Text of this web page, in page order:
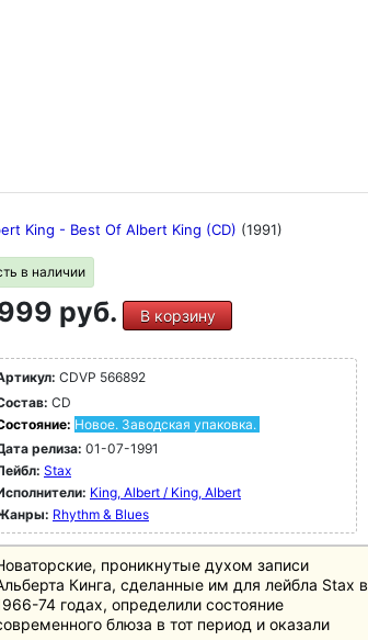
King - Best Of Albert King (CD) (1991)
в наличии
руб. В корзину
CDVP 566892
CD
Новое. Заводская упаковка.
релиза: 01-07-1991
Stax
King, Albert / King, Albert
Rhythm & Blues
проникнутые духом записи
Кинга, сделанные им для лейбла Stax в
74 годах, определили состояние
блюза в тот период и оказали